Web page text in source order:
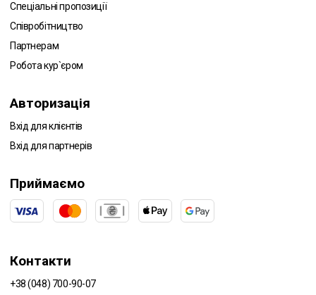
Спеціальні пропозиції
Співробітництво
Партнерам
Робота кур`єром
Авторизація
Вхід для клієнтів
Вхід для партнерів
Приймаємо
Контакти
+38 (048) 700-90-07